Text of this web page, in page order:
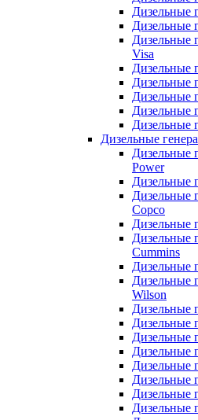
Дизельные
Дизельные
Дизельные
Visa
Дизельные
Дизельные
Дизельные
Дизельные
Дизельные
Дизельные
Дизельные
Power
Дизельные
Дизельные
Copco
Дизельные
Дизельные
Cummins
Дизельные
Дизельные
Wilson
Дизельные
Дизельные
Дизельные
Дизельные
Дизельные
Дизельные
Дизельные
Дизельные